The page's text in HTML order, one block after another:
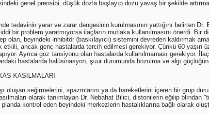
genel prensibi, düşük dozla başlayıp dozu yavaş bir şekilde
tedavinin yarar ve zarar dengesinin kurulmasının yattığını belirten
bir problem yaratmıyorsa ilaçların mutlaka kullanılmasını önerdi. Bir
olan, beyindeki inhibitör (baskılayıcı) sistemini devreden kaldırmak
ancak genç hastalarda tercih edilmesi gerekiyor. Çünkü 60 yaşın
Ayrıca göz tansiyonu olan hastalarda kullanılmaması gerekiyor.
hastalarda halüsinasyon, şuur durumunda bozulma ve algı
KASILMALARI
oluşan seğirmelerini, spazmlarını ya da hareketlerini içeren bir grup
olarak tanımlayan Dr. Nebahat Bilici, distonilerin eğilip
kontrol eden beyindeki merkezlerin hastalıklarına bağlı olarak